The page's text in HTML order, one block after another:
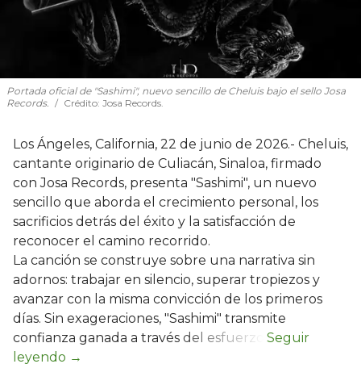
Portada oficial de "Sashimi", nuevo sencillo de Cheluis bajo el sello Josa
Records.
Crédito: Josa Records.
Los Ángeles, California, 22 de junio de 2026.- Cheluis,
cantante originario de Culiacán, Sinaloa, firmado
con Josa Records, presenta "Sashimi", un nuevo
sencillo que aborda el crecimiento personal, los
sacrificios detrás del éxito y la satisfacción de
reconocer el camino recorrido.
La canción se construye sobre una narrativa sin
adornos: trabajar en silencio, superar tropiezos y
avanzar con la misma convicción de los primeros
días. Sin exageraciones, "Sashimi" transmite
confianza ganada a través del esfuerzo.